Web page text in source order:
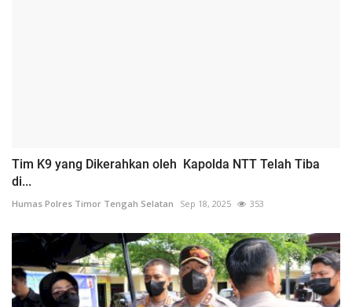
Tim K9 yang Dikerahkan oleh Kapolda NTT Telah Tiba
di...
Humas Polres Timor Tengah Selatan Sep 18, 2025 353